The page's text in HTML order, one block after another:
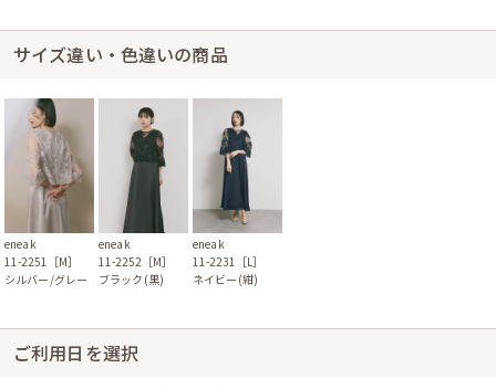
サイズ違い・色違いの商品
eneak
11-2251［M］
シルバー/グレー
eneak
11-2252［M］
ブラック(黒)
eneak
11-2231［L］
ネイビー(紺)
ご利用日を選択